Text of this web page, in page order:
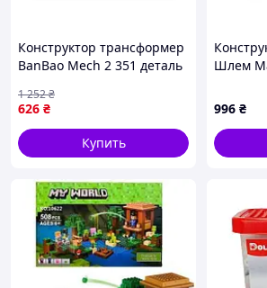
Конструктор трансформер
BanBao Mech 2 351 деталь
возможностью сборки
робота машины самолета
626 ₴
1 252₴
Купить
Шлем
996 ₴